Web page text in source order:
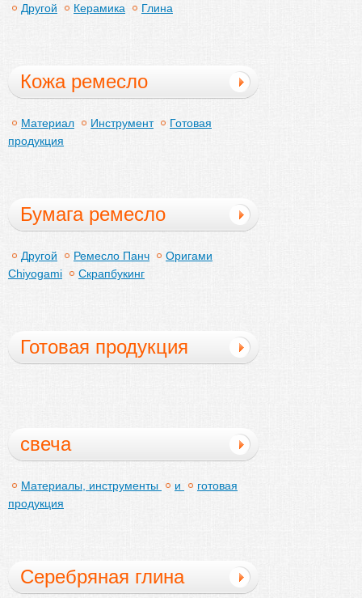
Другой Керамика Глина
Кожа ремесло
Материал Инструмент
Готовая
продукция
Бумага ремесло
Другой Ремесло Панч
Оригами
Chiyogami
Скрапбукинг
Готовая продукция
свеча
Материалы, инструменты и
готовая
продукция
Серебряная глина